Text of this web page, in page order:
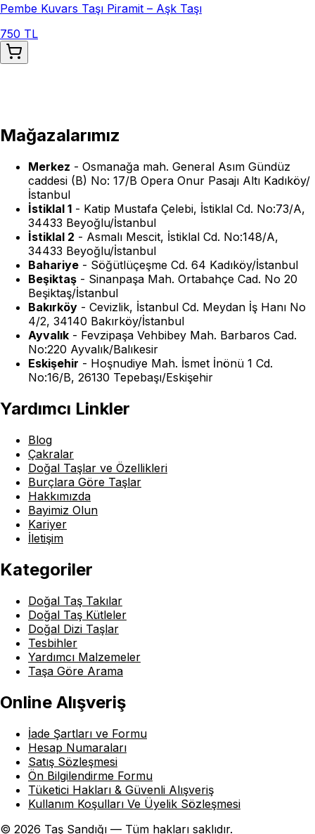
Pembe Kuvars Taşı Piramit – Aşk Taşı
750 TL
Mağazalarımız
Merkez - Osmanağa mah. General Asım Gündüz
caddesi (B) No: 17/B Opera Onur Pasajı Altı Kadıköy/
İstanbul
İstiklal 1 - Katip Mustafa Çelebi, İstiklal Cd. No:73/A,
34433 Beyoğlu/İstanbul
İstiklal 2 - Asmalı Mescit, İstiklal Cd. No:148/A,
34433 Beyoğlu/İstanbul
Bahariye - Söğütlüçeşme Cd. 64 Kadıköy/İstanbul
Beşiktaş - Sinanpaşa Mah. Ortabahçe Cad. No 20
Beşiktaş/İstanbul
Bakırköy - Cevizlik, İstanbul Cd. Meydan İş Hanı No
4/2, 34140 Bakırköy/İstanbul
Ayvalık - Fevzipaşa Vehbibey Mah. Barbaros Cad.
No:220 Ayvalık/Balıkesir
Eskişehir - Hoşnudiye Mah. İsmet İnönü 1 Cd.
No:16/B, 26130 Tepebaşı/Eskişehir
Yardımcı Linkler
Blog
Çakralar
Doğal Taşlar ve Özellikleri
Burçlara Göre Taşlar
Hakkımızda
Bayimiz Olun
Kariyer
İletişim
Kategoriler
Doğal Taş Takılar
Doğal Taş Kütleler
Doğal Dizi Taşlar
Tesbihler
Yardımcı Malzemeler
Taşa Göre Arama
Online Alışveriş
İade Şartları ve Formu
Hesap Numaraları
Satış Sözleşmesi
Ön Bilgilendirme Formu
Tüketici Hakları & Güvenli Alışveriş
Kullanım Koşulları Ve Üyelik Sözleşmesi
© 2026 Taş Sandığı — Tüm hakları saklıdır.